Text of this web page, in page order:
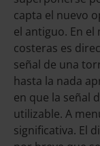
capta el nuevo
el antiguo. En
costeras es
señal de una
hasta la nada
en que la señal
utilizable. A
significativa. El